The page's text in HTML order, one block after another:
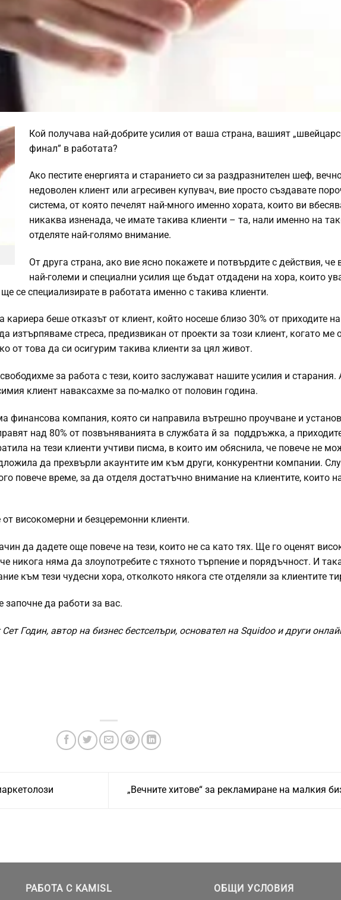
Кой получава най-добрите усилия от ваша страна, вашият
финал” в работата?
Ако пестите енергията и старанието си за раздразнителен шеф,
недоволен клиент или агресивен купувач, вие просто създавате
система, от която печелят най-много именно хората, които ви
никаква изненада, че имате такива клиенти – та, нали именно на
отделяте най-голямо внимание.
От друга страна, ако вие ясно покажете и потвърдите с действия, че
най-големи и специални усилия ще бъдат отдадени на хора, които
се специализирате в работата именно с такива клиенти.
беше отказът от клиент, който носеше близо 30% от приходите
изтърпяваме стреса, предизвикан от проекти за този клиент, когато ме
от това да си осигурим такива клиенти за цял живот.
за работа с тези, които заслужават нашите усилия и старания.
клиент наваксахме за по-малко от половин година.
финансова компания, която си направила вътрешно проучване и
над 80% от позвъняванията в службата й за поддръжка, а
на тези клиенти учтиви писма, в които им обяснила, че повече не
да прехвърли акаунтите им към други, конкурентни компании.
повече време, за да отделя достатъчно внимание на клиентите, които
високомерни и безцеремонни клиенти.
да дадете още повече на тези, които не са като тях. Ще го оценят
никога няма да злоупотребите с тяхното търпение и порядъчност. И
към тези чудесни хора, отколкото някога сте отделяли за клиентите
да работи за вас.
Годин, автор на бизнес бестселъри, основател на Squidoo и други
„Вечните хитове“ за рекламиране на малкия
РАБОТА С KAMISL ОБЩИ УСЛОВИЯ